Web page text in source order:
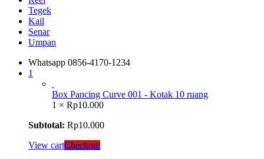
Tegek
Kail
Senar
Umpan
Whatsapp 0856-4170-1234
1
Box Pancing Curve 001 - Kotak 10 ruang
1 × Rp10.000
Subtotal: Rp10.000
View cartCheckout